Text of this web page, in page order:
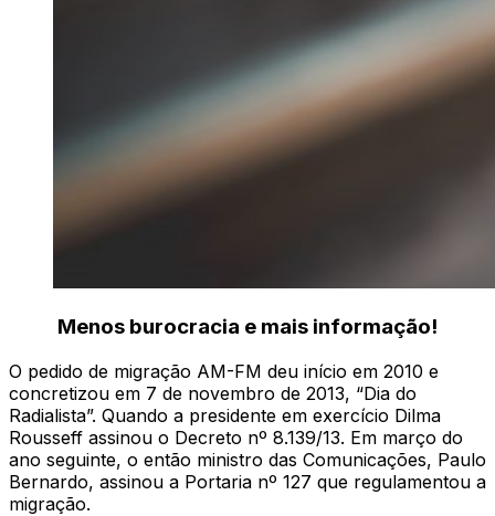
Menos burocracia e mais informação!
O pedido de migração AM-FM deu início em 2010 e
concretizou em 7 de novembro de 2013, “Dia do
Radialista”. Quando a presidente em exercício Dilma
Rousseff assinou o Decreto nº 8.139/13. Em março do
ano seguinte, o então ministro das Comunicações, Paulo
Bernardo, assinou a Portaria nº 127 que regulamentou a
migração.